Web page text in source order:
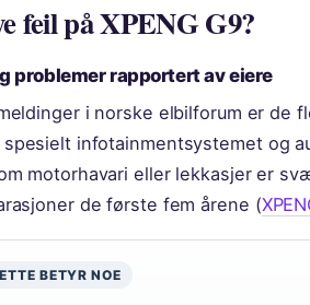
feil på XPENG G9?
problemer rapportert av eiere
i norske elbilforum er de
spesielt infotainmentsystemet og
motorhavari eller lekkasjer er
de første fem årene (
BETYR NOE